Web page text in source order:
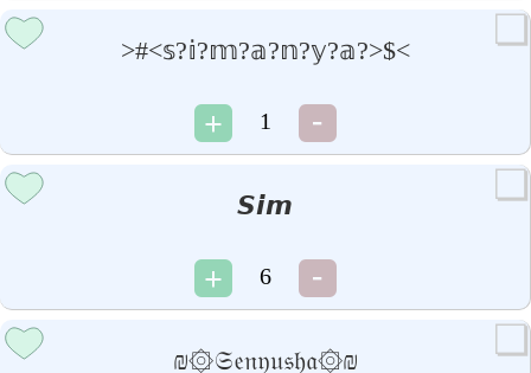
>#<𝕤?𝕚?𝕞?𝕒?𝕟?𝕪?𝕒?>$<
1
𝙎𝙞𝙢
6
₪۞𝔖𝔢𝔫𝔶𝔲𝔰𝔥𝔞۞₪